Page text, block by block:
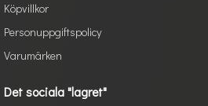
Köpvillkor
Personuppgiftspolicy
Varumärken
Det sociala "lagret"